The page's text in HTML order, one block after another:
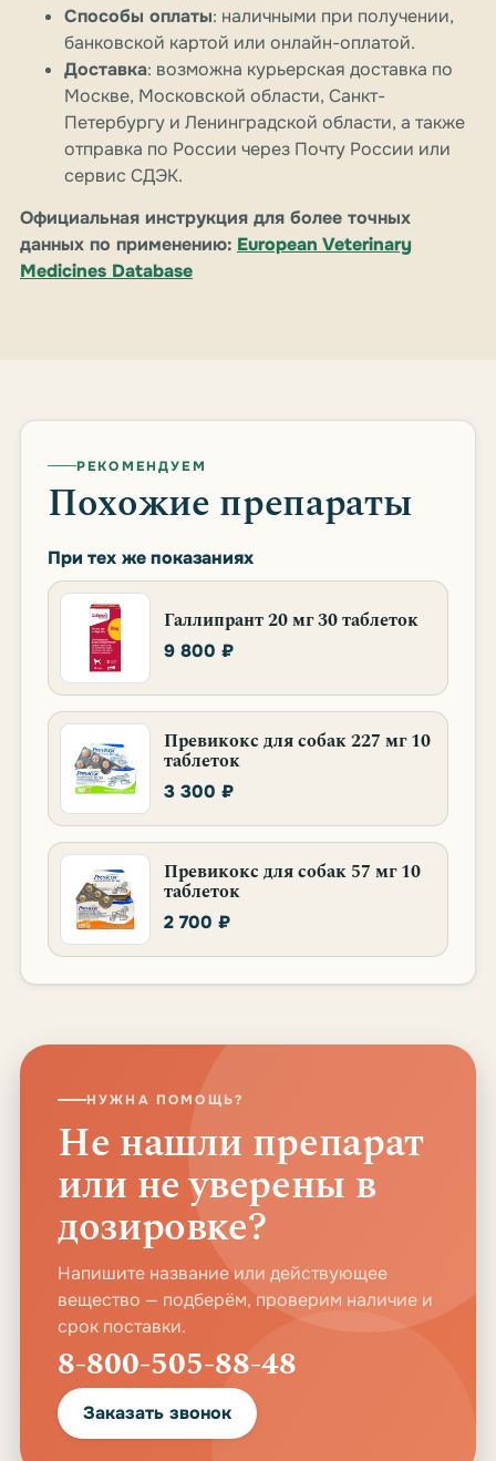
Способы оплаты: наличными при получении,
банковской картой или онлайн-оплатой.
Доставка: возможна курьерская доставка по
Москве, Московской области, Санкт-
Петербургу и Ленинградской области, а также
отправка по России через Почту России или
сервис СДЭК.
Официальная инструкция для более точных
данных по применению: European Veterinary
Medicines Database
РЕКОМЕНДУЕМ
Похожие препараты
При тех же показаниях
Галлипрант 20 мг 30 таблеток
9 800 ₽
Превикокс для собак 227 мг 10
таблеток
3 300 ₽
Превикокс для собак 57 мг 10
таблеток
2 700 ₽
НУЖНА ПОМОЩЬ?
Не нашли препарат
или не уверены в
дозировке?
Напишите название или действующее
вещество — подберём, проверим наличие и
срок поставки.
8-800-505-88-48
Заказать звонок